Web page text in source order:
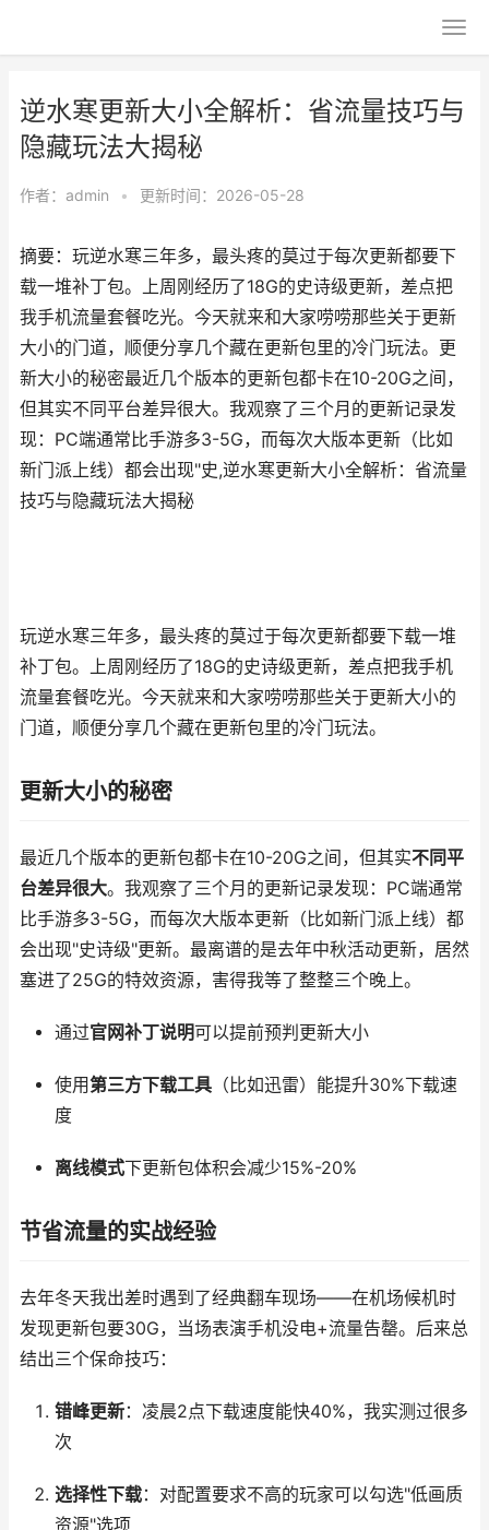
逆水寒更新大小全解析：省流量技巧与
隐藏玩法大揭秘
作者： admin • 更新时间：2026-05-28
摘要：玩逆水寒三年多，最头疼的莫过于每次更新都要下
载一堆补丁包。上周刚经历了18G的史诗级更新，差点把
我手机流量套餐吃光。今天就来和大家唠唠那些关于更新
大小的门道，顺便分享几个藏在更新包里的冷门玩法。更
新大小的秘密最近几个版本的更新包都卡在10-20G之间，
但其实不同平台差异很大。我观察了三个月的更新记录发
现：PC端通常比手游多3-5G，而每次大版本更新（比如
新门派上线）都会出现"史,逆水寒更新大小全解析：省流量
技巧与隐藏玩法大揭秘
玩逆水寒三年多，最头疼的莫过于每次更新都要下载一堆
补丁包。上周刚经历了18G的史诗级更新，差点把我手机
流量套餐吃光。今天就来和大家唠唠那些关于更新大小的
门道，顺便分享几个藏在更新包里的冷门玩法。
更新大小的秘密
最近几个版本的更新包都卡在10-20G之间，但其实不同平
台差异很大。我观察了三个月的更新记录发现：PC端通常
比手游多3-5G，而每次大版本更新（比如新门派上线）都
会出现"史诗级"更新。最离谱的是去年中秋活动更新，居然
塞进了25G的特效资源，害得我等了整整三个晚上。
通过官网补丁说明可以提前预判更新大小
使用第三方下载工具（比如迅雷）能提升30%下载速
度
离线模式下更新包体积会减少15%-20%
节省流量的实战经验
去年冬天我出差时遇到了经典翻车现场——在机场候机时
发现更新包要30G，当场表演手机没电+流量告罄。后来总
结出三个保命技巧：
错峰更新：凌晨2点下载速度能快40%，我实测过很多
次
选择性下载：对配置要求不高的玩家可以勾选"低画质
资源"选项